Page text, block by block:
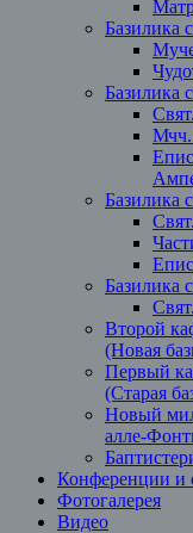
Базилика
Базилика
Мчч.
Базилика
Базилика
Второй
(Новая
Первый
(Старая
Новый
алле-
Конференции и
Фотогалерея
Видео